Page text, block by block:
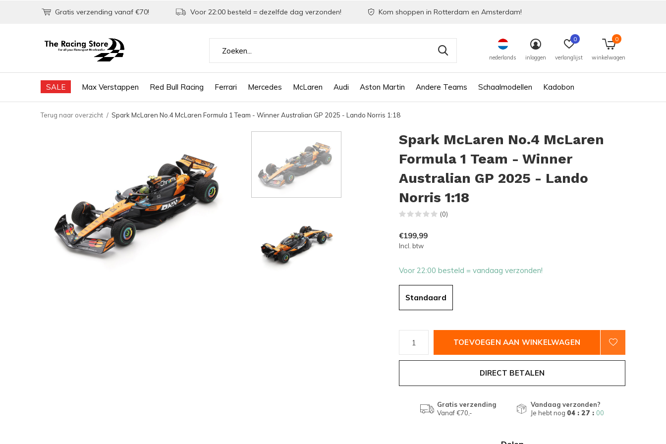
SALE Max Verstappen Red Bull Racing Ferrari Mercedes McLaren Audi Aston Martin Andere Teams Schaalmodellen Kadobon
nederlands inloggen verlanglijst
0
winkelwagen
0
Gratis verzending vanaf €70! Voor 22:00 besteld = dezelfde dag verzonden! Kom shoppen in Rotterdam en Amsterdam!
Terug naar overzicht Spark McLaren No.4 McLaren Formula 1 Team - Winner Australian GP 2025 - Lando Norris 1:18
Spark McLaren No.4 McLaren
Formula 1 Team - Winner
Australian GP 2025 - Lando
Norris 1:18
(0)
€199,99
Incl. btw
Voor 22:00 besteld = vandaag verzonden!
Standaard
TOEVOEGEN AAN WINKELWAGEN
DIRECT BETALEN
Gratis verzending
Vanaf €70,-
Vandaag verzonden?
Je hebt nog 04 : 26 : 59